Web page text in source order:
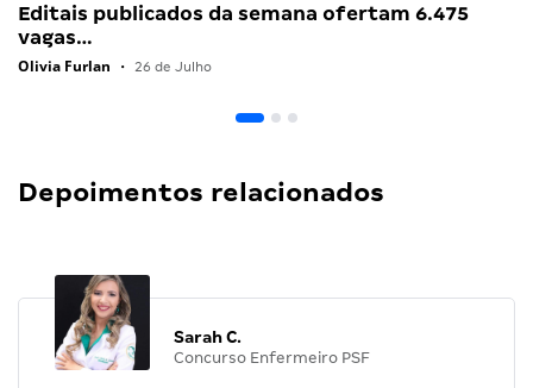
Editais publicados da semana ofertam 6.475
vagas…
Olivia Furlan • 26 de Julho
Depoimentos relacionados
Sarah C.
Concurso Enfermeiro PSF